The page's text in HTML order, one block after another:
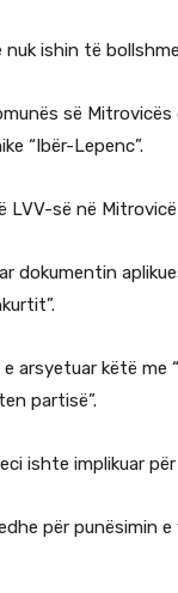
ishin të
së
“Ibër-Lepenc”.
LVV-së në
dokumentin
arsyetuar këtë me
partisë”.
ishte implikuar
për punësimin